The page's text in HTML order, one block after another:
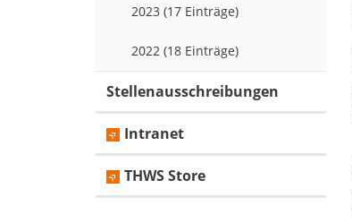
2023 (17 Einträge)
2022 (18 Einträge)
Stellenausschreibungen
Intranet
THWS Store